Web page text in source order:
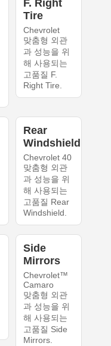
F. Right
Tire
Chevrolet
맞춤형 외관
과 성능을 위
해 사용되는
고품질 F.
Right Tire.
Rear
Windshield
Chevrolet 40
맞춤형 외관
과 성능을 위
해 사용되는
고품질 Rear
Windshield.
Side
Mirrors
Chevrolet™
Camaro
맞춤형 외관
과 성능을 위
해 사용되는
고품질 Side
Mirrors.